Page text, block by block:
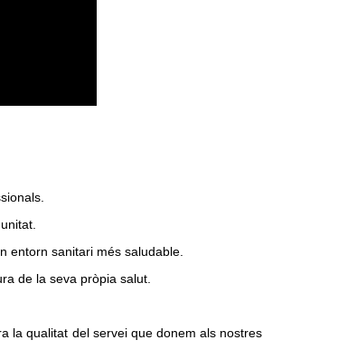
entorn sanitari més saludable.
de la seva pròpia salut.
la qualitat del servei que donem als nostres